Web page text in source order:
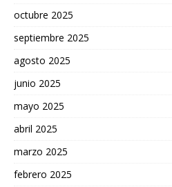
octubre 2025
septiembre 2025
agosto 2025
junio 2025
mayo 2025
abril 2025
marzo 2025
febrero 2025